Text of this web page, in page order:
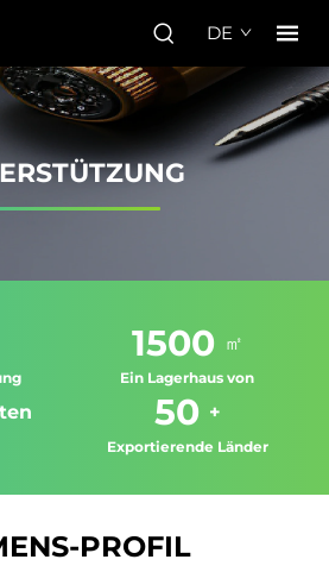
DE
1500 ㎡
Ein Lagerhaus von
50 +
Exportierende Länder
PROFIL